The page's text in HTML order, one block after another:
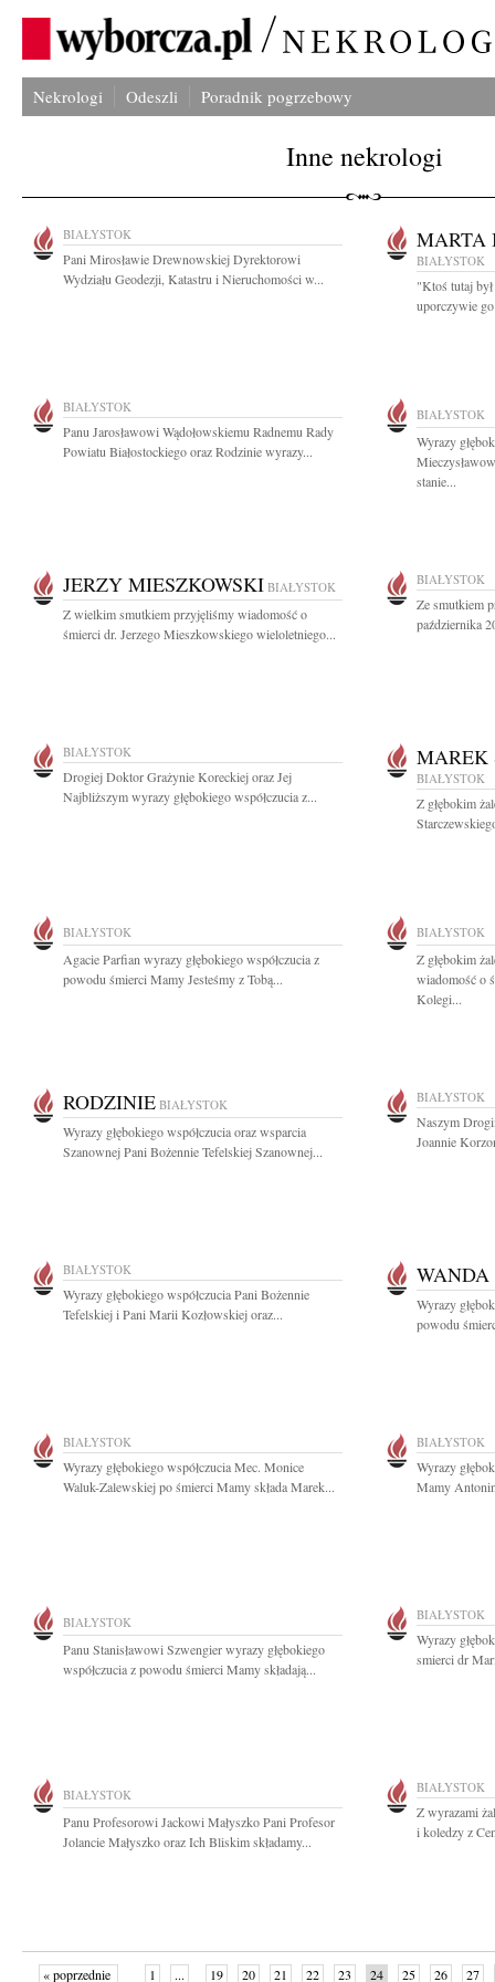
Nekrologi Odeszli Poradnik pogrzebowy
Inne nekrologi
BIAŁYSTOK
Pani Mirosławie Drewnowskiej Dyrektorowi
Wydziału Geodezji, Katastru i Nieruchomości w...
MARTA
BIAŁYSTOK
"Ktoś tutaj
uporczywie
BIAŁYSTOK
Panu Jarosławowi Wądołowskiemu Radnemu Rady
Powiatu Białostockiego oraz Rodzinie wyrazy...
BIAŁYSTOK
Wyrazy
stanie...
JERZY MIESZKOWSKI BIAŁYSTOK
Z wielkim smutkiem przyjęliśmy wiadomość o
śmierci dr. Jerzego Mieszkowskiego wieloletniego...
BIAŁYSTOK
Ze smutkiem
października
BIAŁYSTOK
Drogiej Doktor Grażynie Koreckiej oraz Jej
Najbliższym wyrazy głębokiego współczucia z...
MAREK
BIAŁYSTOK
Z głębokim
BIAŁYSTOK
Agacie Parfian wyrazy głębokiego współczucia z
powodu śmierci Mamy Jesteśmy z Tobą...
BIAŁYSTOK
Z głębokim
wiadomość o
Kolegi...
RODZINIE BIAŁYSTOK
Wyrazy głębokiego współczucia oraz wsparcia
Szanownej Pani Bożennie Tefelskiej Szanownej...
BIAŁYSTOK
Naszym
Joannie
BIAŁYSTOK
Wyrazy głębokiego współczucia Pani Bożennie
Tefelskiej i Pani Marii Kozłowskiej oraz...
WANDA
Wyrazy
powodu
BIAŁYSTOK
Wyrazy głębokiego współczucia Mec. Monice
Waluk-Zalewskiej po śmierci Mamy składa Marek...
BIAŁYSTOK
Wyrazy
Mamy
BIAŁYSTOK
Panu Stanisławowi Szwengier wyrazy głębokiego
współczucia z powodu śmierci Mamy składają...
BIAŁYSTOK
Wyrazy
smierci dr
BIAŁYSTOK
Panu Profesorowi Jackowi Małyszko Pani Profesor
Jolancie Małyszko oraz Ich Bliskim składamy...
BIAŁYSTOK
Z wyrazami
i koledzy z
« poprzednie 1 ... 19 20 21 22 23 24 25 26 27